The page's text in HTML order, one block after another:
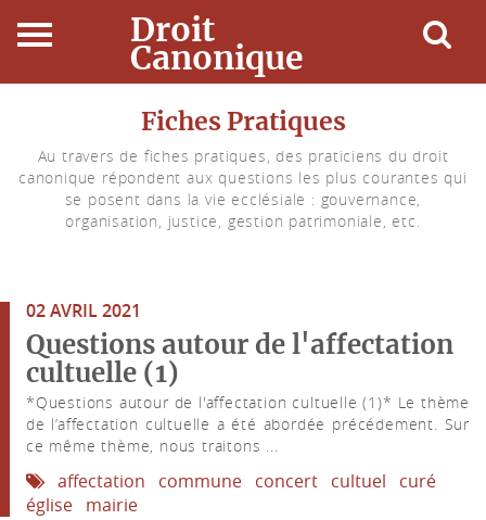
Droit
Canonique
Droit Canonique
Ressources
Connexion
Fiches Pratiques
Au travers de fiches pratiques, des praticiens du droit
canonique répondent aux questions les plus courantes qui
se posent dans la vie ecclésiale : gouvernance,
organisation, justice, gestion patrimoniale, etc.
02 AVRIL 2021
Questions autour de l'affectation
cultuelle (1)
*Questions autour de l'affectation cultuelle (1)* Le thème
de l’affectation cultuelle a été abordée précédement. Sur
ce même thème, nous traitons ...
affectation commune concert cultuel
curé
église mairie